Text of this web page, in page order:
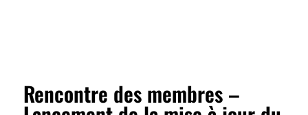
Rencontre des membres –